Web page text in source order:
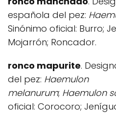
española del pez:
Sinónimo oficial: Burro;
Mojarrón; Roncador.
ronco mapurite.
del pez: Haemulon
melanurum; Haemulon
oficial: Corocoro;